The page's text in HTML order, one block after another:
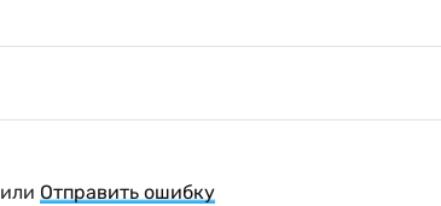
Отправить ошибку